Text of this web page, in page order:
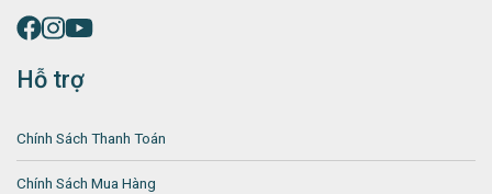
Hỗ trợ
Chính Sách Thanh Toán
Chính Sách Mua Hàng